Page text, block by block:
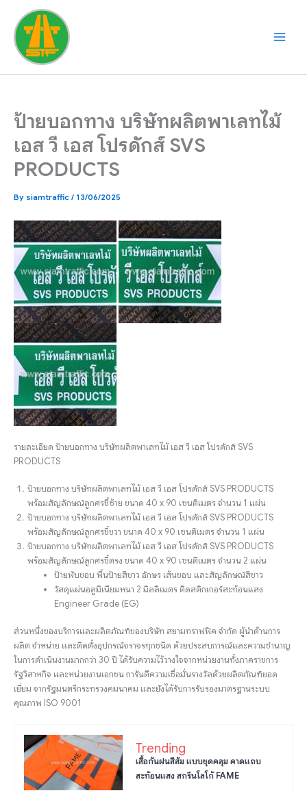
content
ป้ายบอกทาง บริษัทผลิตพาเลทไม้
เอส วี เอส โปรดักส์ SVS
PRODUCTS
By siamtraffic / 13/06/2025
รายละเอียด ป้ายบอกทาง บริษัทผลิตพาเลทไม้ เอส วี เอส โปรดักส์ SVS
PRODUCTS
ป้ายบอกทาง บริษัทผลิตพาเลทไม้ เอส วี เอส โปรดักส์ SVS PRODUCTS
พร้อมสัญลักษณ์ลูกศรชี้ซ้าย ขนาด 40 x 90 เซนติเมตร จำนวน 1 แผ่น
ป้ายบอกทาง บริษัทผลิตพาเลทไม้ เอส วี เอส โปรดักส์ SVS PRODUCTS
พร้อมสัญลักษณ์ลูกศรชี้ขวา ขนาด 40 x 90 เซนติเมตร จำนวน 1 แผ่น
ป้ายบอกทาง บริษัทผลิตพาเลทไม้ เอส วี เอส โปรดักส์ SVS PRODUCTS
พร้อมสัญลักษณ์ลูกศรชี้ตรง ขนาด 40 x 90 เซนติเมตร จำนวน 2 แผ่น
ป้ายพับขอบ พื้นป้ายสีขาว อักษร เส้นขอบ และสัญลักษณ์สีขาว
วัสดุแผ่นอลูมิเนียมหนา 2 มิลลิเมตร ติดสติกเกอร์สะท้อนแสง
Engineer Grade (EG)
ส่วนหนึ่งของบริการและผลิตภัณฑ์ของบริษัท สยามทราฟฟิค จำกัด ผู้นำด้านการ
ผลิต จำหน่าย และติดตั้งอุปกรณ์จราจรทุกชนิด ด้วยประสบการณ์และความชำนาญ
ในการดำเนินงานมากกว่า 30 ปี ได้รับความไว้วางใจจากหน่วยงานทั้งภาคราชการ
รัฐวิสาหกิจ และหน่วยงานเอกชน การันตีความเชื่อมั่นรางวัลด้วยผลิตภัณฑ์ยอด
เยี่ยม จากรัฐมนตรีกระทรวงคมนาคม และยังได้รับการรับรองมาตรฐานระบบ
คุณภาพ ISO 9001
Trending
เสื้อกันฝนสีส้ม แบบชุดคลุม คาดแถบ
สะท้อนแสง สกรีนโลโก้ FAME